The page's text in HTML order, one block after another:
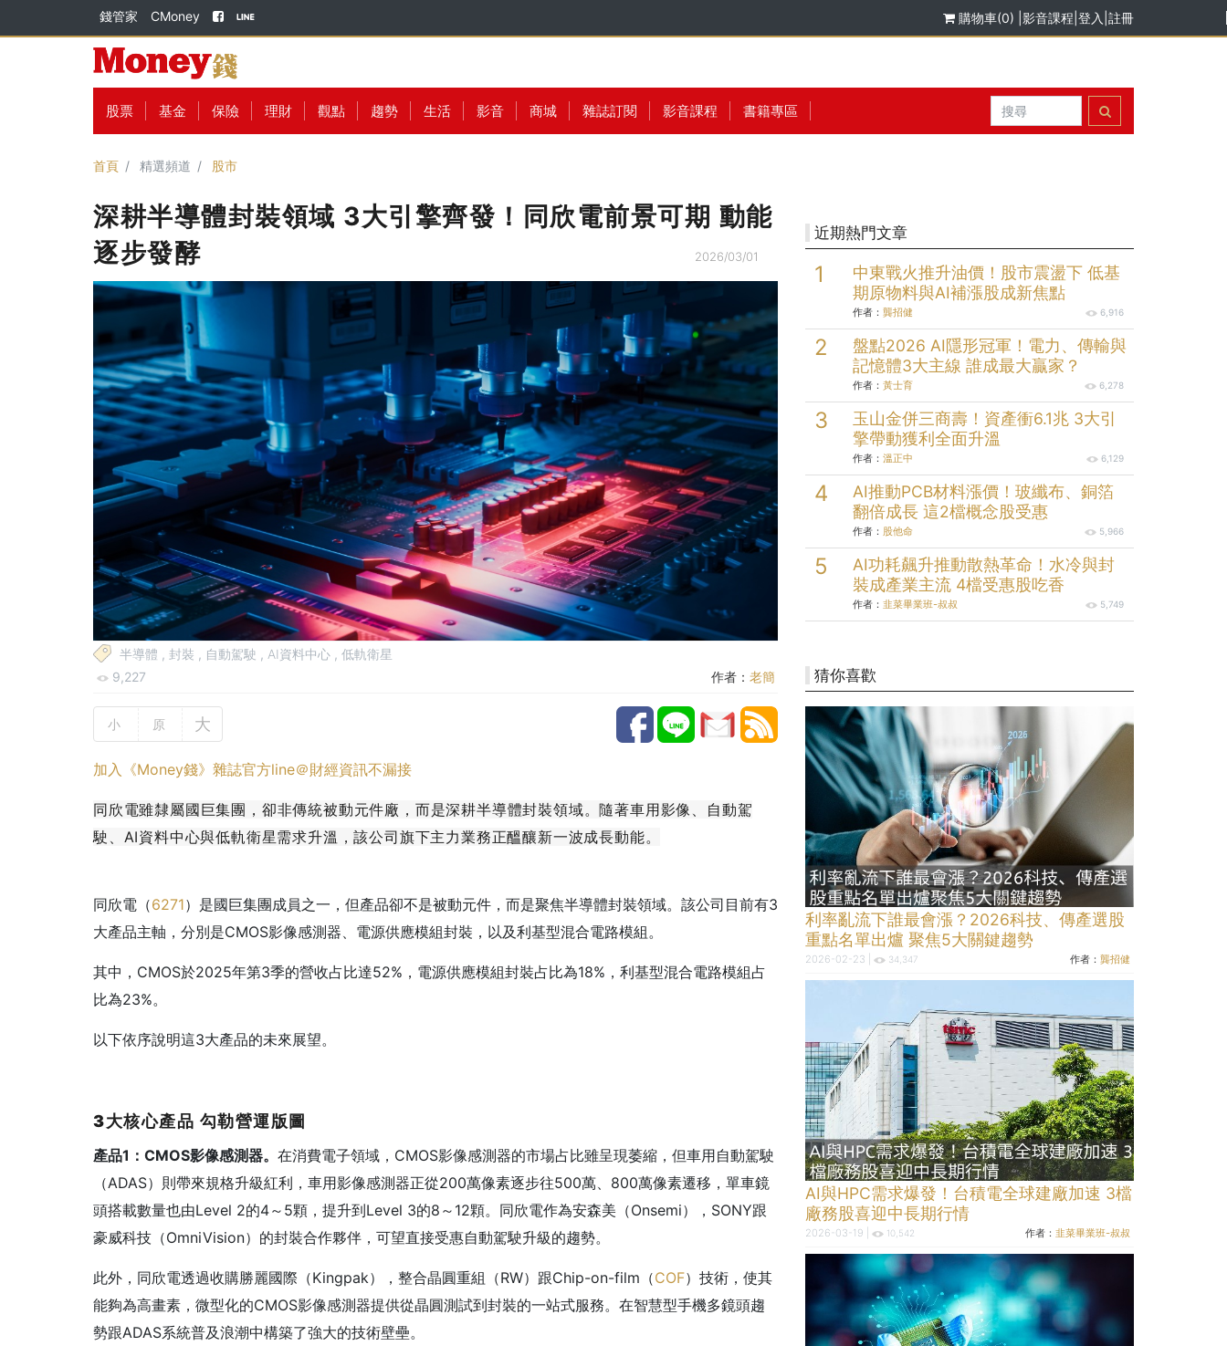
錢管家 CMoney 購物車(0) 影音課程 登入 註冊
股票 基金 保險 理財 觀點 趨勢 生活 影音 商城 雜誌訂閱 影音課程 書籍專區
首頁 精選頻道 股市
深耕半導體封裝領域 3大引擎齊發！同欣電前景可期 動能
逐步發酵
2026/03/01
半導體 , 封裝 , 自動駕駛 , AI資料中心 , 低軌衛星
9,227
作者： 老簡
小 原 大
加入《Money錢》雜誌官方line＠財經資訊不漏接
同欣電雖隸屬國巨集團，卻非傳統被動元件廠，而是深耕半導體封裝領域。隨著車用影像、自動駕
駛、AI資料中心與低軌衛星需求升溫，該公司旗下主力業務正醞釀新一波成長動能。
同欣電（6271）是國巨集團成員之一，但產品卻不是被動元件，而是聚焦半導體封裝領域。該公司目前有3
大產品主軸，分別是CMOS影像感測器、電源供應模組封裝，以及利基型混合電路模組。
其中，CMOS於2025年第3季的營收占比達52%，電源供應模組封裝占比為18%，利基型混合電路模組占
比為23%。
以下依序說明這3大產品的未來展望。
3大核心產品 勾勒營運版圖
產品1 ：CMOS影像感測器。 在消費電子領域，CMOS影像感測器的市場占比雖呈現萎縮，但車用自動駕駛
（ADAS）則帶來規格升級紅利，車用影像感測器正從200萬像素逐步往500萬、800萬像素遷移，單車鏡
頭搭載數量也由Level 2的4～5顆，提升到Level 3的8～12顆。同欣電作為安森美（Onsemi），SONY跟
豪威科技（OmniVision）的封裝合作夥伴，可望直接受惠自動駕駛升級的趨勢。
此外，同欣電透過收購勝麗國際（Kingpak），整合晶圓重組（RW）跟Chip-on-film（COF）技術，使其
能夠為高畫素，微型化的CMOS影像感測器提供從晶圓測試到封裝的一站式服務。在智慧型手機多鏡頭趨
勢跟ADAS系統普及浪潮中構築了強大的技術壁壘。
近期熱門文章
中東戰火推升油價！股市震盪下 低基
期原物料與AI補漲股成新焦點
作者： 龔招健 6,916
盤點2026 AI隱形冠軍！電力、傳輸與
記憶體3大主線 誰成最大贏家？
作者： 黃士育 6,278
玉山金併三商壽！資產衝6.1兆 3大引
擎帶動獲利全面升溫
作者： 溫正中 6,129
AI推動PCB材料漲價！玻纖布、銅箔
翻倍成長 這2檔概念股受惠
作者： 股他命 5,966
AI功耗飆升推動散熱革命！水冷與封
裝成產業主流 4檔受惠股吃香
作者： 韭菜畢業班-叔叔 5,749
猜你喜歡
利率亂流下誰最會漲？2026科技、傳產選股
重點名單出爐 聚焦5大關鍵趨勢
2026-02-23 | 34,347 作者：龔招健
AI與HPC需求爆發！台積電全球建廠加速 3檔
廠務股喜迎中長期行情
2026-03-19 | 10,542 作者：韭菜畢業班-叔叔